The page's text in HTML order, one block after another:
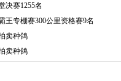
决赛1255名
王专棚赛300公里资格赛9名
卖种鸽
卖种鸽